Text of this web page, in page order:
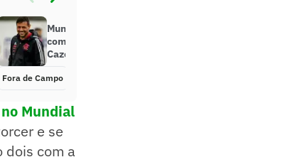
Mundial de Clubes: Diego Alves vai
comentar jogos do Flamengo na
CazéTV
Fora de Campo
Mundial
e se
dois com a